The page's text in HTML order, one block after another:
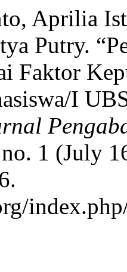
Aprilia
Putry.
Faktor
I
1 (July